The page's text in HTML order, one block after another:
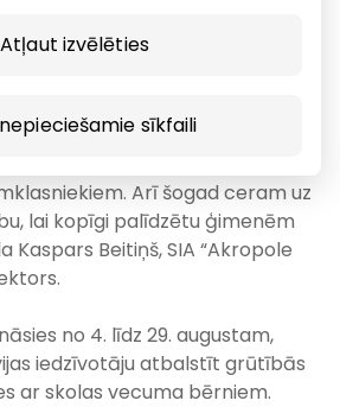
Atļaut izvēlēties
sīkfaili
piemēru. Katrs
ziedojumi palīdzēja
Arī šogad ceram uz
lai kopīgi palīdzētu ģimenēm
Kaspars Beitiņš, SIA “Akropole
no 4. līdz 29. augustam,
iedzīvotāju atbalstīt grūtībās
ar skolas vecuma bērniem.